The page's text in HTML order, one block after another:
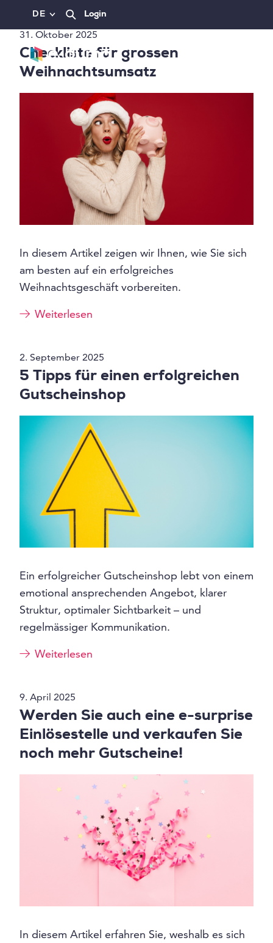
DE Login
31. Oktober 2025
Checkliste für grossen
Weihnachtsumsatz
In diesem Artikel zeigen wir Ihnen, wie Sie sich
am besten auf ein erfolgreiches
Weihnachtsgeschäft vorbereiten.
Weiterlesen
2. September 2025
5 Tipps für einen erfolgreichen
Gutscheinshop
Ein erfolgreicher Gutscheinshop lebt von einem
emotional ansprechenden Angebot, klarer
Struktur, optimaler Sichtbarkeit – und
regelmässiger Kommunikation.
Weiterlesen
9. April 2025
Werden Sie auch eine e-surprise
Einlösestelle und verkaufen Sie
noch mehr Gutscheine!
In diesem Artikel erfahren Sie, weshalb es sich